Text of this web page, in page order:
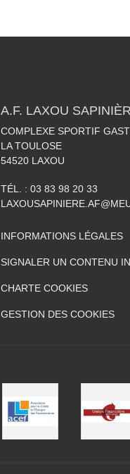
A.F. LAXOU
COMPLEXE SPORTIF
LA TOULOSE
54520 LAXOU
TÉL. : 03 83 98 20 33
INFORMATIONS LÉGALES
SIGNALER UN CONTENU
CHARTE COOKIES
GESTION DES COOKIES